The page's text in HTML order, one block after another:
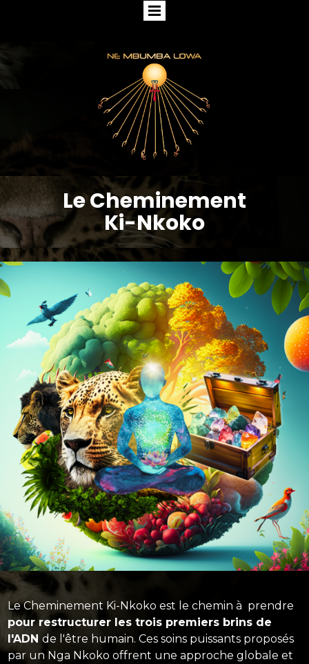
Le Cheminement
Ki-Nkoko
Le Cheminement Ki-Nkoko est le chemin à prendre
pour restructurer les trois premiers brins de
l'ADN de l'être humain. Ces soins puissants proposés
par un Nga Nkoko offrent une approche globale et